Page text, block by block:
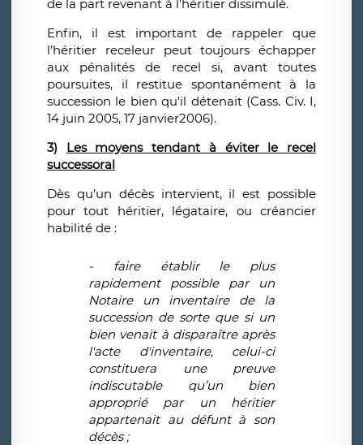
de la part revenant à l'héritier dissimulé.
Enfin, il est important de rappeler que
l’héritier receleur peut toujours échapper
aux pénalités de recel si, avant toutes
poursuites, il restitue spontanément à la
succession le bien qu'il détenait (Cass. Civ. I,
14 juin 2005, 17 janvier2006).
3) Les moyens tendant à éviter le recel
successoral
Dès qu’un décès intervient, il est possible
pour tout héritier, légataire, ou créancier
habilité de :
- faire établir le plus
rapidement possible par un
Notaire un inventaire de la
succession de sorte que si un
bien venait à disparaître après
l'acte d'inventaire, celui-ci
constituera une preuve
indiscutable qu’un bien
approprié par un héritier
appartenait au défunt à son
décès ;